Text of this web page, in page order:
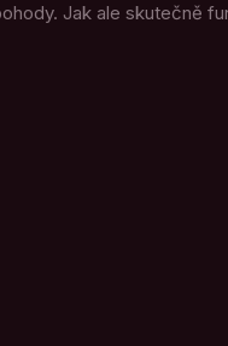
Jak ale skutečně